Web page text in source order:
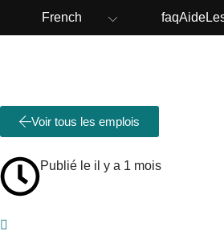
French faqAide
Voir tous les emplois
Publié le il y a 1 mois